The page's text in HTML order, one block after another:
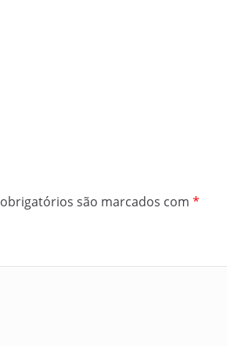
são marcados com *